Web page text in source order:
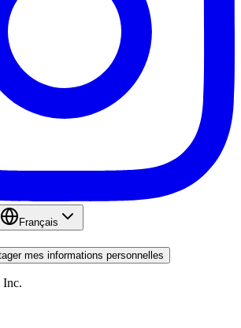
Français
mes informations personnelles
Inc.